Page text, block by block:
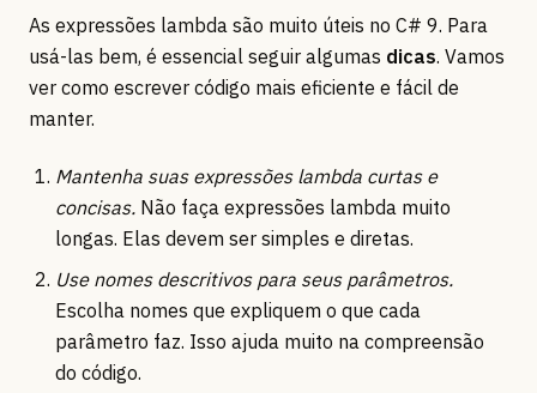
As expressões lambda são muito úteis no C# 9. Para
usá-las bem, é essencial seguir algumas dicas. Vamos
ver como escrever código mais eficiente e fácil de
manter.
Mantenha suas expressões lambda curtas e
concisas. Não faça expressões lambda muito
longas. Elas devem ser simples e diretas.
Use nomes descritivos para seus parâmetros.
Escolha nomes que expliquem o que cada
parâmetro faz. Isso ajuda muito na compreensão
do código.